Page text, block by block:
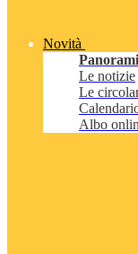
Novità
Le notizie
Le
Albo